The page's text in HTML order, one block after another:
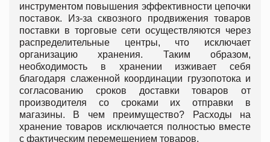
инструментом повышения эффективности цепочки
поставок. Из-за сквозного продвижения товаров
поставки в торговые сети осуществляются через
распределительные центры, что исключает
организацию хранения. Таким образом,
необходимость в хранении изживает себя
благодаря слаженной координации грузопотока и
согласованию сроков доставки товаров от
производителя со сроками их отправки в
магазины. В чем преимущество? Расходы на
хранение товаров исключается полностью вместе
с фактическим перемещением товаров.